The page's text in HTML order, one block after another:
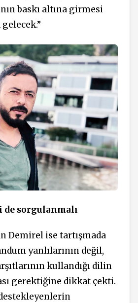
baskı altına girmesi
sorgulanmalı
Demirel ise tartışmada
yanlılarının değil,
kullandığı dilin
gerektiğine dikkat çekti.